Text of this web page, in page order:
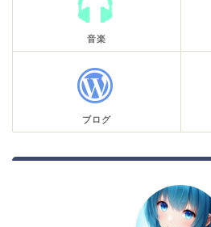
音楽
ブログ